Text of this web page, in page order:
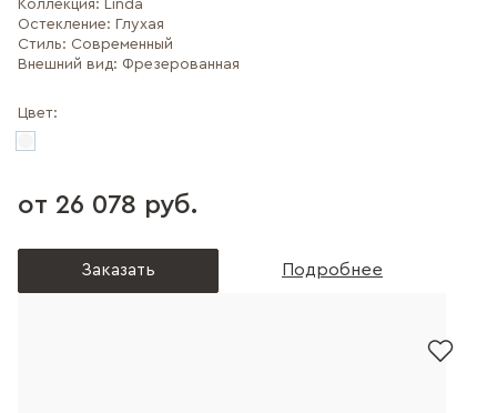
Коллекция: Linda
Остекление: Глухая
Стиль: Современный
Внешний вид: Фрезерованная
Цвет:
от 26 078 руб.
Заказать Подробнее